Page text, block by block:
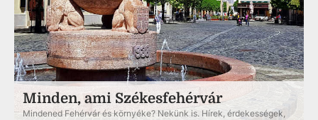
Minden, ami Székesfehérvár
Mindened Fehérvár és környéke? Nekünk is. Hírek, érdekességek,